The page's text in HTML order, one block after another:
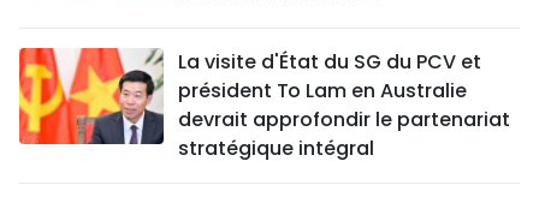
La visite d'État du SG du PCV et
président To Lam en Australie
devrait approfondir le partenariat
stratégique intégral